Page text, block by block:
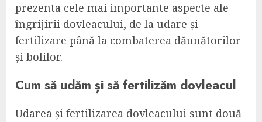
prezenta cele mai importante aspecte ale
îngrijirii dovleacului, de la udare și
fertilizare până la combaterea dăunătorilor
și bolilor.
Cum să udăm și să fertilizăm dovleacul
Udarea și fertilizarea dovleacului sunt două